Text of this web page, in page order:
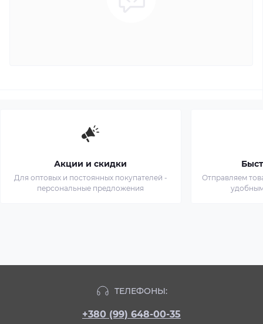
Акции и скидки
Для оптовых и постоянных покупателей -
персональные предложения
Отправляем
ТЕЛЕФОНЫ:
+380 (99) 648-00-35